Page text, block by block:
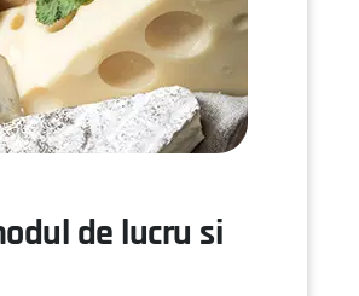
de lucru si